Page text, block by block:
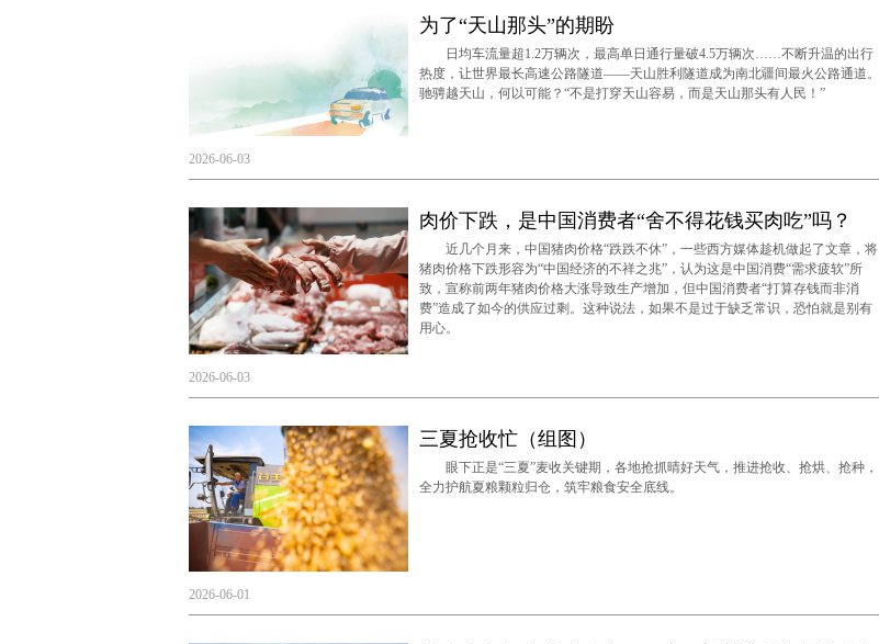
为了“天山那头”的期盼
日均车流量超1.2万辆次，最高单日通行量破4.5万辆次……不断升温的出行
热度，让世界最长高速公路隧道——天山胜利隧道成为南北疆间最火公路通道。
驰骋越天山，何以可能？“不是打穿天山容易，而是天山那头有人民！”
2026-06-03
肉价下跌，是中国消费者“舍不得花钱买肉吃”吗？
近几个月来，中国猪肉价格“跌跌不休”，一些西方媒体趁机做起了文章，将
猪肉价格下跌形容为“中国经济的不祥之兆”，认为这是中国消费“需求疲软”所
致，宣称前两年猪肉价格大涨导致生产增加，但中国消费者“打算存钱而非消
费”造成了如今的供应过剩。这种说法，如果不是过于缺乏常识，恐怕就是别有
用心。
2026-06-03
三夏抢收忙（组图）
眼下正是“三夏”麦收关键期，各地抢抓晴好天气，推进抢收、抢烘、抢种，
全力护航夏粮颗粒归仓，筑牢粮食安全底线。
2026-06-01